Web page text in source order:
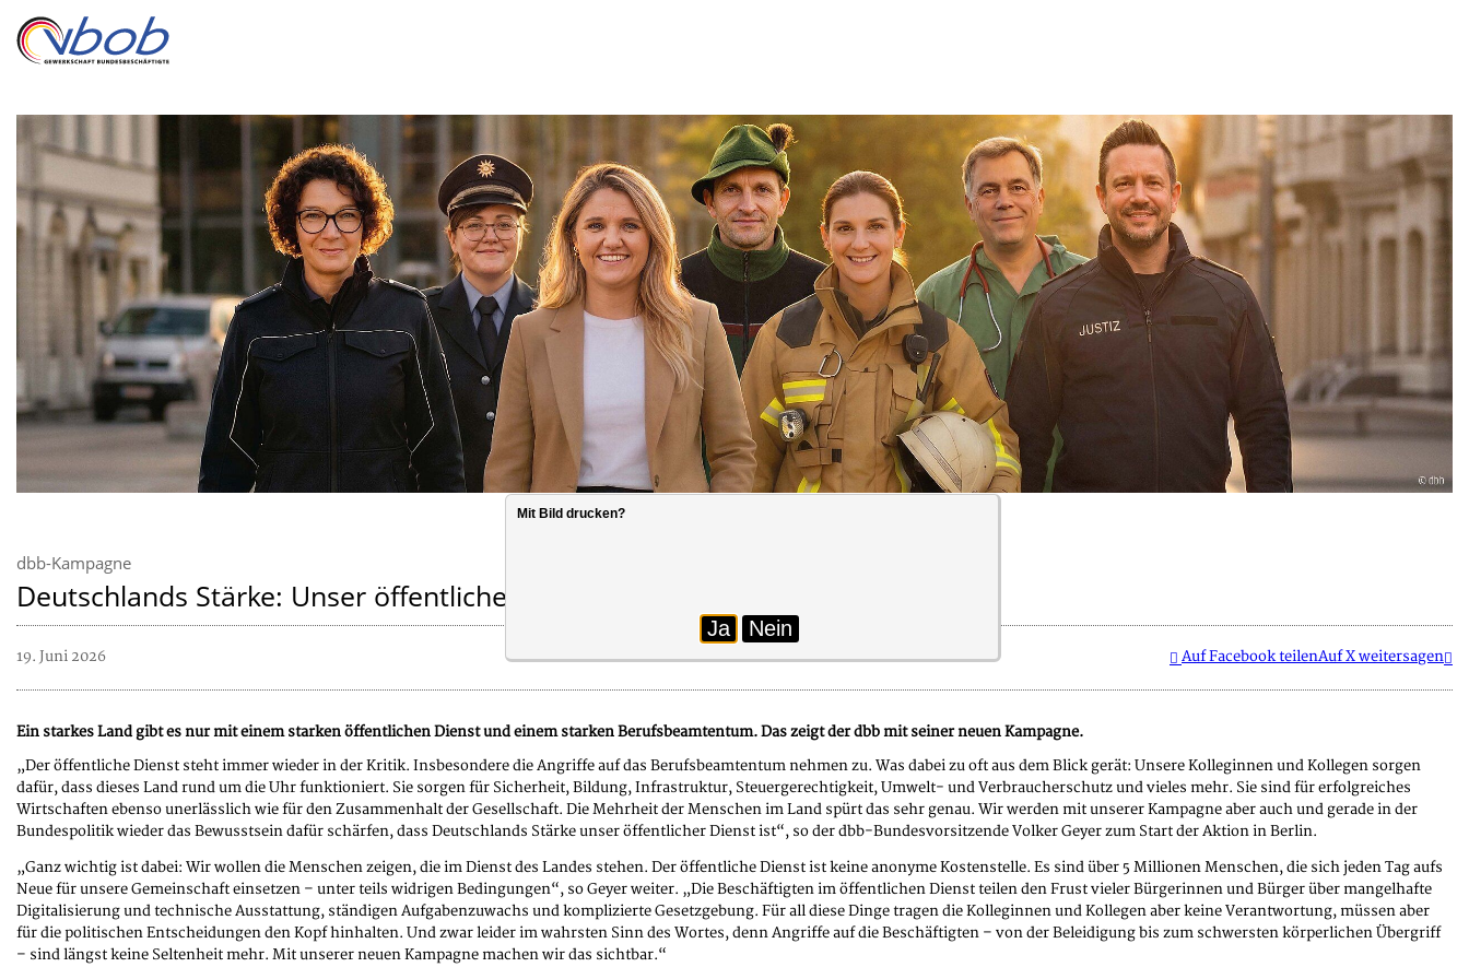
dbb-Kampagne
Deutschlands Stärke: Unser öffentlicher Dienst
19. Juni 2026 Auf Facebook teilenAuf X weitersagen
Ein starkes Land gibt es nur mit einem starken öffentlichen Dienst und einem starken Berufsbeamtentum. Das zeigt der dbb mit seiner neuen Kampagne.
„Der öffentliche Dienst steht immer wieder in der Kritik. Insbesondere die Angriffe auf das Berufsbeamtentum nehmen zu. Was dabei zu oft aus dem Blick gerät: Unsere Kolleginnen und Kollegen sorgen
dafür, dass dieses Land rund um die Uhr funktioniert. Sie sorgen für Sicherheit, Bildung, Infrastruktur, Steuergerechtigkeit, Umwelt- und Verbraucherschutz und vieles mehr. Sie sind für erfolgreiches
Wirtschaften ebenso unerlässlich wie für den Zusammenhalt der Gesellschaft. Die Mehrheit der Menschen im Land spürt das sehr genau. Wir werden mit unserer Kampagne aber auch und gerade in der
Bundespolitik wieder das Bewusstsein dafür schärfen, dass Deutschlands Stärke unser öffentlicher Dienst ist“, so der dbb-Bundesvorsitzende Volker Geyer zum Start der Aktion in Berlin.
„Ganz wichtig ist dabei: Wir wollen die Menschen zeigen, die im Dienst des Landes stehen. Der öffentliche Dienst ist keine anonyme Kostenstelle. Es sind über 5 Millionen Menschen, die sich jeden Tag aufs
Neue für unsere Gemeinschaft einsetzen – unter teils widrigen Bedingungen“, so Geyer weiter. „Die Beschäftigten im öffentlichen Dienst teilen den Frust vieler Bürgerinnen und Bürger über mangelhafte
Digitalisierung und technische Ausstattung, ständigen Aufgabenzuwachs und komplizierte Gesetzgebung. Für all diese Dinge tragen die Kolleginnen und Kollegen aber keine Verantwortung, müssen aber
für die politischen Entscheidungen den Kopf hinhalten. Und zwar leider im wahrsten Sinn des Wortes, denn Angriffe auf die Beschäftigten – von der Beleidigung bis zum schwersten körperlichen Übergriff
– sind längst keine Seltenheit mehr. Mit unserer neuen Kampagne machen wir das sichtbar.“
Mit Bild drucken?
Ja Nein